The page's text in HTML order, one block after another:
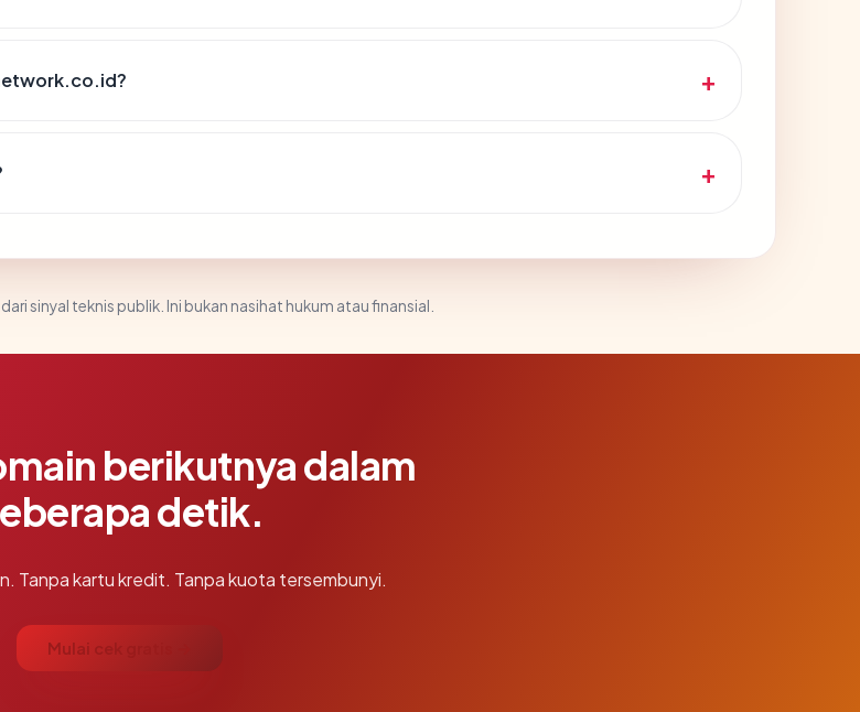
sinyal teknis publik. Ini bukan nasihat hukum atau finansial.
berikutnya dalam
detik.
Tanpa kartu kredit. Tanpa kuota tersembunyi.
Mulai cek gratis →